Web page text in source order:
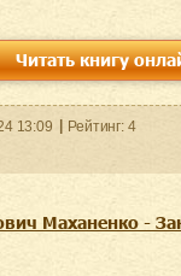
Читать книгу
13:09 Рейтинг: 4
Маханенко -